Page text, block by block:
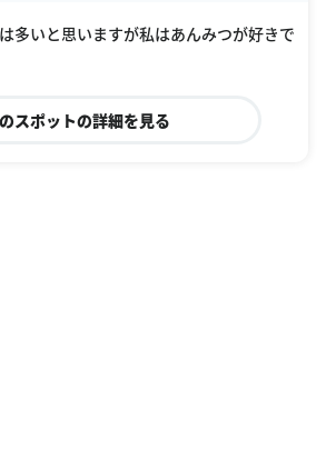
多いと思いますが私はあんみつが好きで
スポットの詳細を見る